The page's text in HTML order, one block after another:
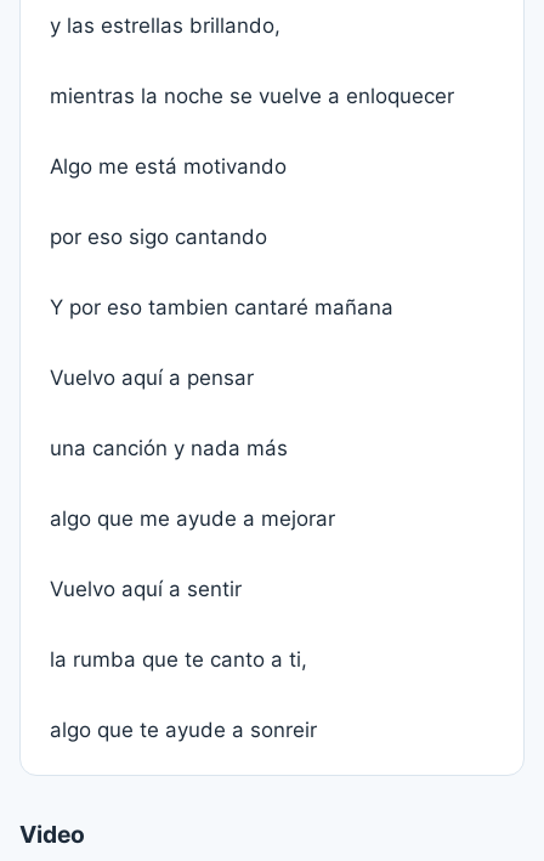
y las estrellas brillando,
mientras la noche se vuelve a enloquecer
Algo me está motivando
por eso sigo cantando
Y por eso tambien cantaré mañana
Vuelvo aquí a pensar
una canción y nada más
algo que me ayude a mejorar
Vuelvo aquí a sentir
la rumba que te canto a ti,
algo que te ayude a sonreir
Video